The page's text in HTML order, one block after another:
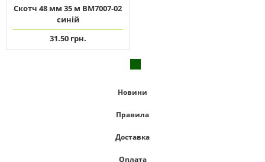
Скотч 48 мм 35 м ВМ7007-02
синій
31.50 грн.
Новини
Правила
Доставка
Оплата